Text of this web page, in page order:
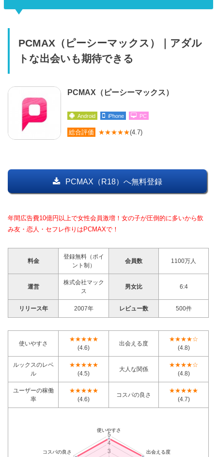
PCMAX（ピーシーマックス）｜アダル
トな出会いも期待できる
PCMAX（ピーシーマックス）
Android iPhone PC
総合評価 ★★★★★(4.7)
PCMAX（R18）へ無料登録
年間広告費10億円以上で女性会員激増！女の子が圧倒的に多いから飲
み友・恋人・セフレ作りはPCMAXで！
料金
登録無料（ポイ
ント制）
会員数 1100万人
運営
株式会社マック
ス
男女比 6:4
リリース年 2007年 レビュー数 500件
使いやすさ
★★★★★
(4.6)
出会える度
★★★★☆
(4.8)
ルックスのレベ
ル
★★★★★
(4.5)
大人な関係
★★★★☆
(4.8)
ユーザーの稼働
率
★★★★★
(4.6)
コスパの良さ
★★★★★
(4.7)